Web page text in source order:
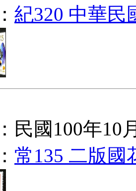
紀320 中華民
民國100年10
常135 二版國